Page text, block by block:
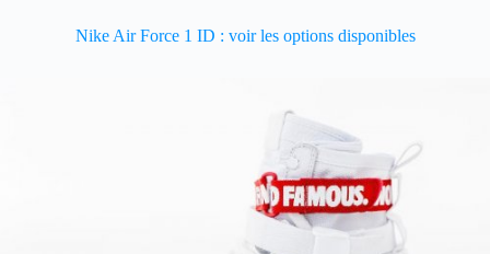
Nike Air Force 1 ID : voir les options disponibles